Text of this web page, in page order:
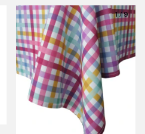
1/9